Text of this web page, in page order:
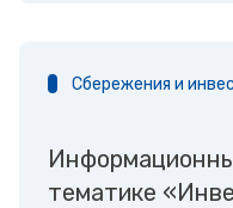
Сбережения и
тематике